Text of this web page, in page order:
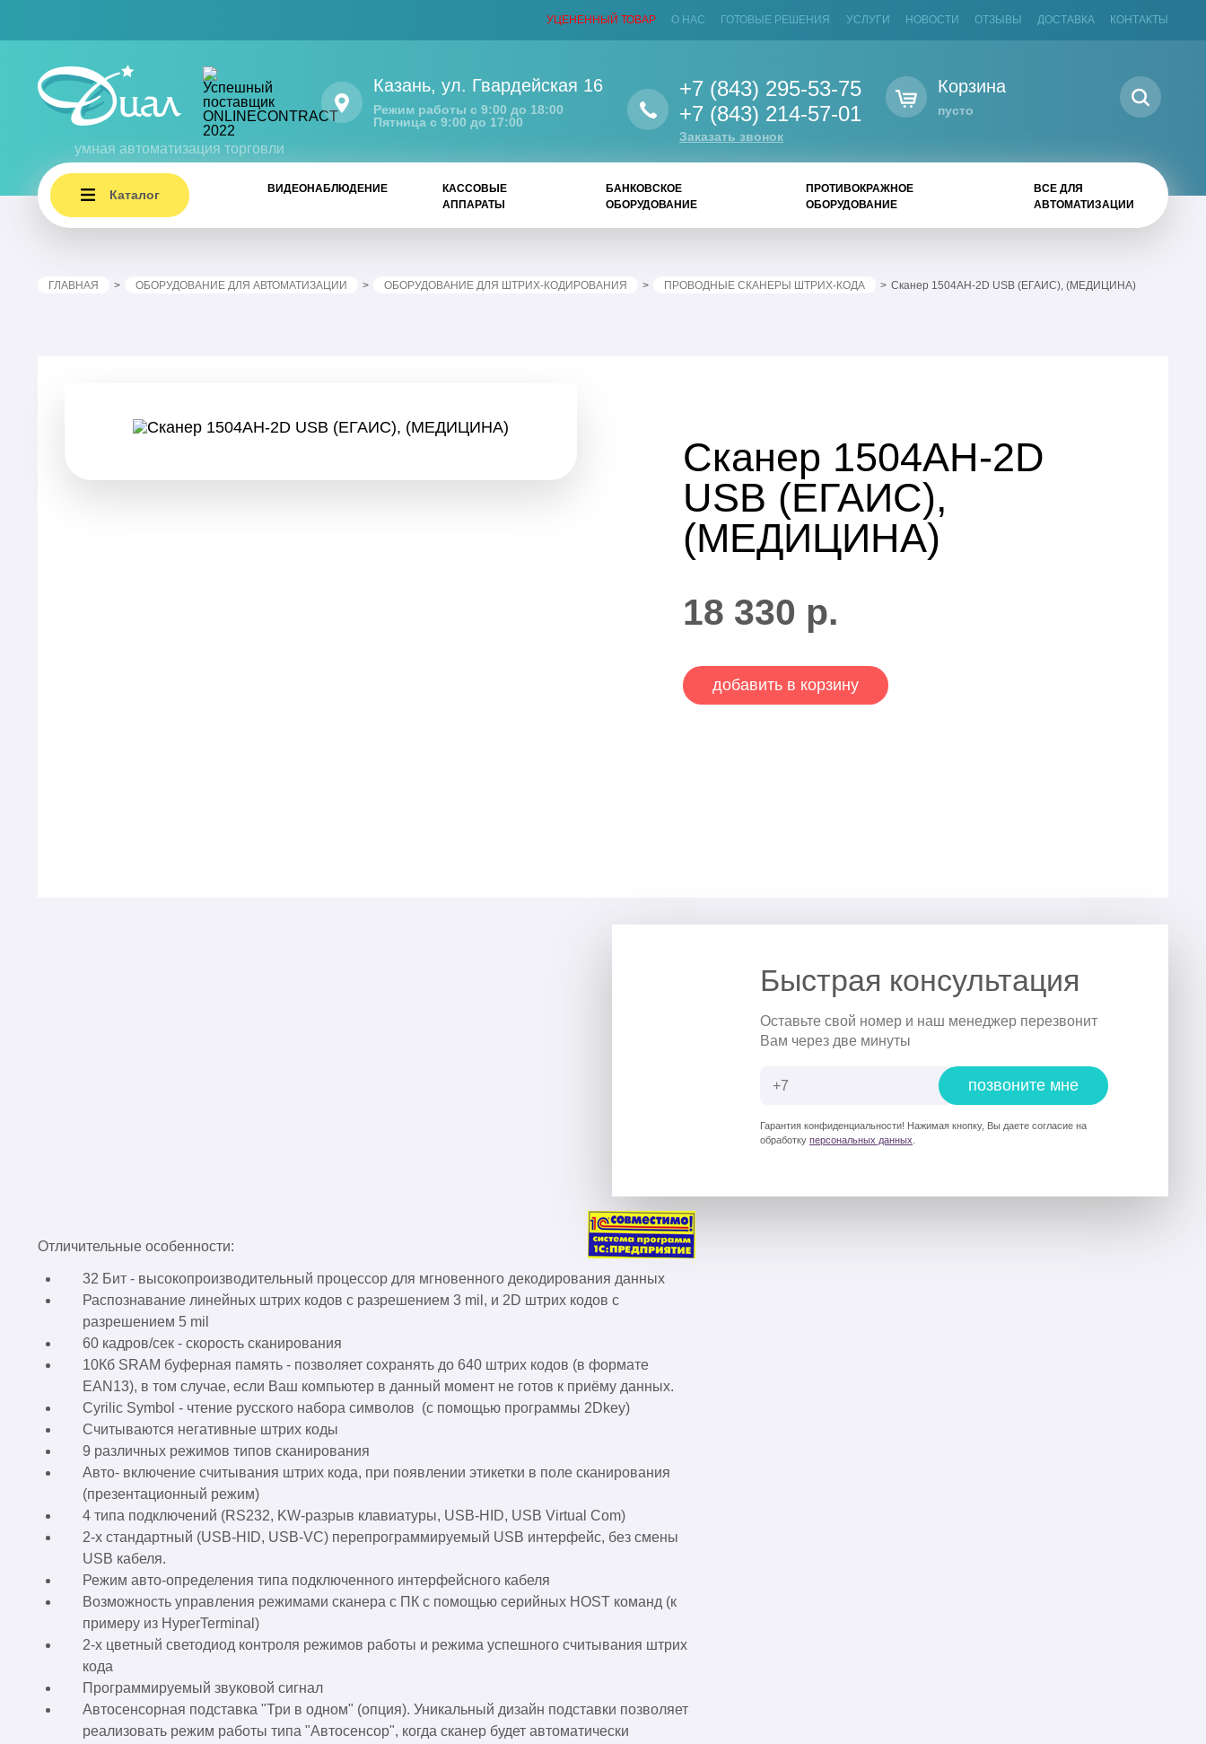
УЦЕНЕННЫЙ ТОВАР О НАС ГОТОВЫЕ РЕШЕНИЯ УСЛУГИ НОВОСТИ ОТЗЫВЫ ДОСТАВКА КОНТАКТЫ
умная автоматизация торговли
Казань, ул. Гвардейская 16
Режим работы с 9:00 до 18:00
Пятница с 9:00 до 17:00
+7 (843) 295-53-75
+7 (843) 214-57-01
Заказать звонок
Корзина
пусто
Каталог ВИДЕОНАБЛЮДЕНИЕ
КАССОВЫЕ
АППАРАТЫ
БАНКОВСКОЕ
ОБОРУДОВАНИЕ
ПРОТИВОКРАЖНОЕ
ОБОРУДОВАНИЕ
ВСЕ ДЛЯ
АВТОМАТИЗАЦИИ
ГЛАВНАЯ ОБОРУДОВАНИЕ ДЛЯ АВТОМАТИЗАЦИИ ОБОРУДОВАНИЕ ДЛЯ ШТРИХ-КОДИРОВАНИЯ ПРОВОДНЫЕ СКАНЕРЫ ШТРИХ-КОДА Сканер 1504AH-2D USB (ЕГАИС), (МЕДИЦИНА)
Сканер 1504AH-2D
USB (ЕГАИС),
(МЕДИЦИНА)
18 330 р.
добавить в корзину
Быстрая консультация
Оставьте свой номер и наш менеджер перезвонит
Вам через две минуты
позвоните мне
Гарантия конфиденциальности! Нажимая кнопку, Вы даете согласие на
обработку персональных данных
Отличительные особенности:
32 Бит - высокопроизводительный процессор для мгновенного декодирования данных
Распознавание линейных штрих кодов с разрешением 3 mil, и 2D штрих кодов с
разрешением 5 mil
60 кадров/сек - скорость сканирования
10Кб SRAM буферная память - позволяет сохранять до 640 штрих кодов (в формате
EAN13), в том случае, если Ваш компьютер в данный момент не готов к приёму данных.
Cyrilic Symbol - чтение русского набора символов (с помощью программы 2Dkey)
Считываются негативные штрих коды
9 различных режимов типов сканирования
Авто- включение считывания штрих кода, при появлении этикетки в поле сканирования
(презентационный режим)
4 типа подключений (RS232, KW-разрыв клавиатуры, USB-HID, USB Virtual Com)
2-х стандартный (USB-HID, USB-VC) перепрограммируемый USB интерфейс, без смены
USB кабеля.
Режим авто-определения типа подключенного интерфейсного кабеля
Возможность управления режимами сканера с ПК с помощью серийных HOST команд (к
примеру из HyperTerminal)
2-х цветный светодиод контроля режимов работы и режима успешного считывания штрих
кода
Программируемый звуковой сигнал
Автосенсорная подставка "Три в одном" (опция). Уникальный дизайн подставки позволяет
реализовать режим работы типа "Автосенсор", когда сканер будет автоматически